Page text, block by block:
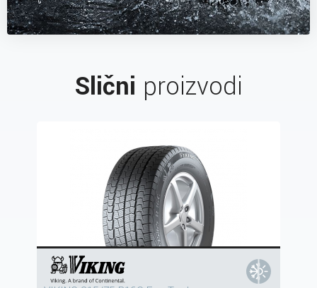
Slični proizvodi